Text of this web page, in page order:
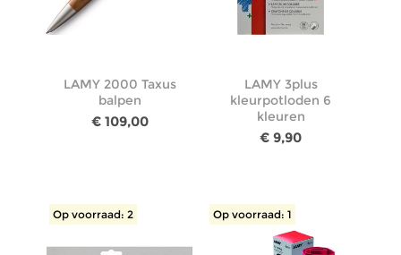
LAMY 2000 Taxus
balpen
€ 109,00
LAMY 3plus
kleurpotloden 6
kleuren
€ 9,90
Op voorraad: 2 Op voorraad: 1